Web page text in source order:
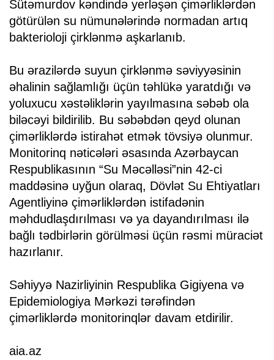
Sütəmurdov kəndində yerləşən çimərliklərdən
götürülən su nümunələrində normadan artıq
bakterioloji çirklənmə aşkarlanıb.
Bu ərazilərdə suyun çirklənmə səviyyəsinin
əhalinin sağlamlığı üçün təhlükə yaratdığı və
yoluxucu xəstəliklərin yayılmasına səbəb ola
biləcəyi bildirilib. Bu səbəbdən qeyd olunan
çimərliklərdə istirahət etmək tövsiyə olunmur.
Monitorinq nəticələri əsasında Azərbaycan
Respublikasının “Su Məcəlləsi”nin 42-ci
maddəsinə uyğun olaraq, Dövlət Su Ehtiyatları
Agentliyinə çimərliklərdən istifadənin
məhdudlaşdırılması və ya dayandırılması ilə
bağlı tədbirlərin görülməsi üçün rəsmi müraciət
hazırlanır.
Səhiyyə Nazirliyinin Respublika Gigiyena və
Epidemiologiya Mərkəzi tərəfindən
çimərliklərdə monitorinqlər davam etdirilir.
aia.az